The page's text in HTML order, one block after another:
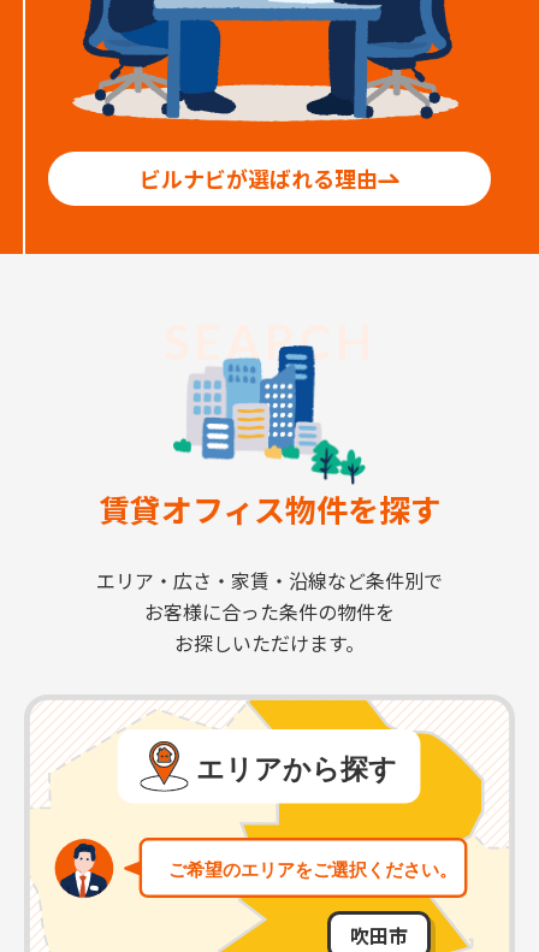
ビルナビが選ばれる理由
SEARCH
賃貸オフィス物件を探す
エリア・広さ・家賃・沿線など条件別で
お客様に合った条件の物件を
お探しいただけます。
吹田市